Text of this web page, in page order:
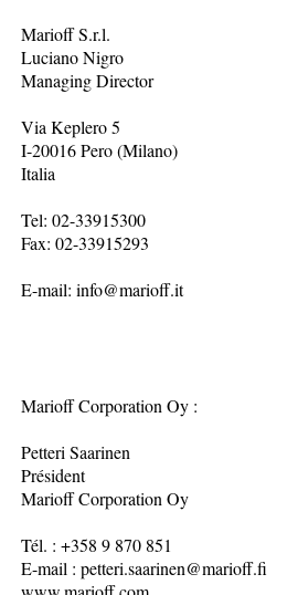
Marioff S.r.l.
Luciano Nigro
Managing Director
Via Keplero 5
I-20016 Pero (Milano)
Italia
Tel: 02-33915300
Fax: 02-33915293
E-mail: info@marioff.it
Marioff Corporation Oy :
Petteri Saarinen
Président
Marioff Corporation Oy
Tél. : +358 9 870 851
E-mail : petteri.saarinen@marioff.fi